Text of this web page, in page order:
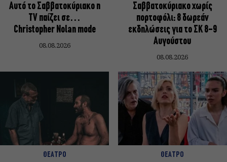
Αυτό το Σαββατοκύριακο η
TV παίζει σε…
Christopher Nolan mode
08.08.2026
Σαββατοκύριακο χωρίς
πορτοφόλι: 8 δωρεάν
εκδηλώσεις για το ΣΚ 8-9
Αυγούστου
08.08.2026
ΘΕΑΤΡΟ ΘΕΑΤΡΟ